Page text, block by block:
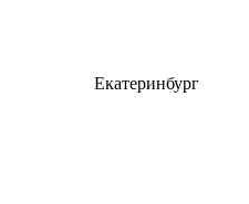
Екатеринбург